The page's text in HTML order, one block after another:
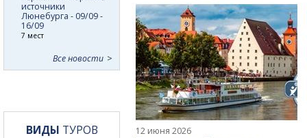
12 июня 2026
источники
Люнебурга - 09/09 -
16/09
7 мест
Все новости
ВИДЫ ТУРОВ